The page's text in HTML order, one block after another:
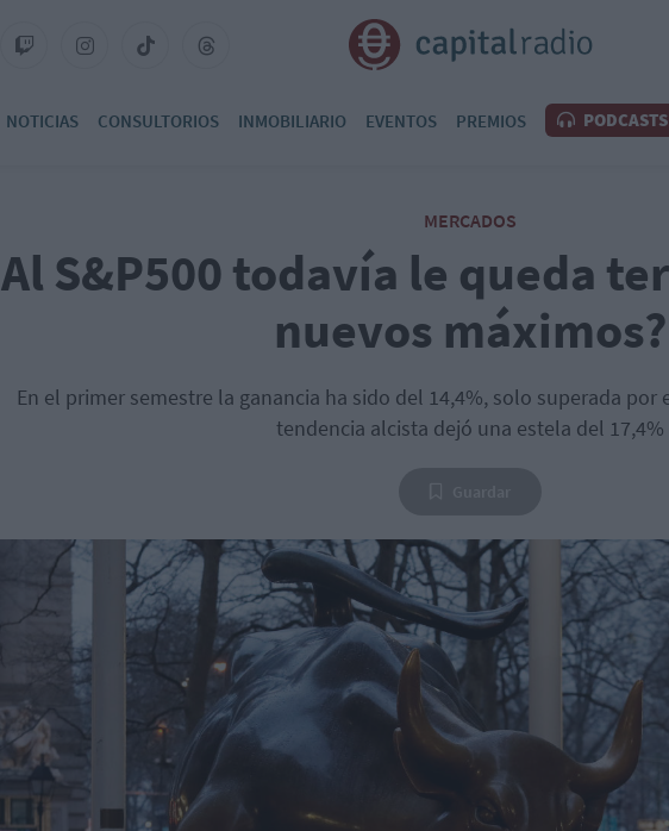
NOTICIAS CONSULTORIOS INMOBILIARIO EVENTOS PREMIOS PODCASTS
MERCADOS
Al S&P500 todavía le queda
nuevos máximos?
En el primer semestre la ganancia ha sido del 14,4%, solo superada por
tendencia alcista dejó una estela del 17,4%